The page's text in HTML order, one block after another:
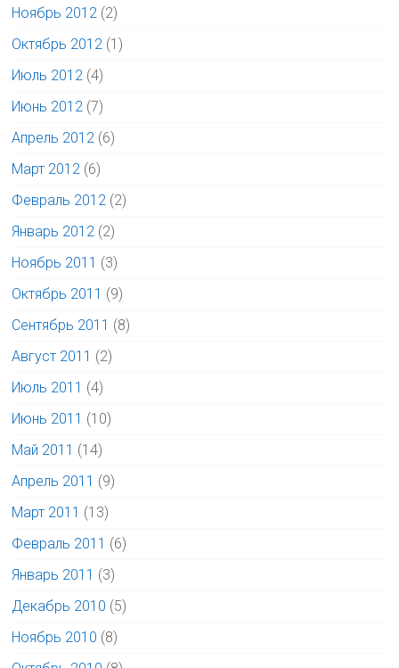
Ноябрь 2012 (2)
Октябрь 2012 (1)
Июль 2012 (4)
Июнь 2012 (7)
Апрель 2012 (6)
Март 2012 (6)
Февраль 2012 (2)
Январь 2012 (2)
Ноябрь 2011 (3)
Октябрь 2011 (9)
Сентябрь 2011 (8)
Август 2011 (2)
Июль 2011 (4)
Июнь 2011 (10)
Май 2011 (14)
Апрель 2011 (9)
Март 2011 (13)
Февраль 2011 (6)
Январь 2011 (3)
Декабрь 2010 (5)
Ноябрь 2010 (8)